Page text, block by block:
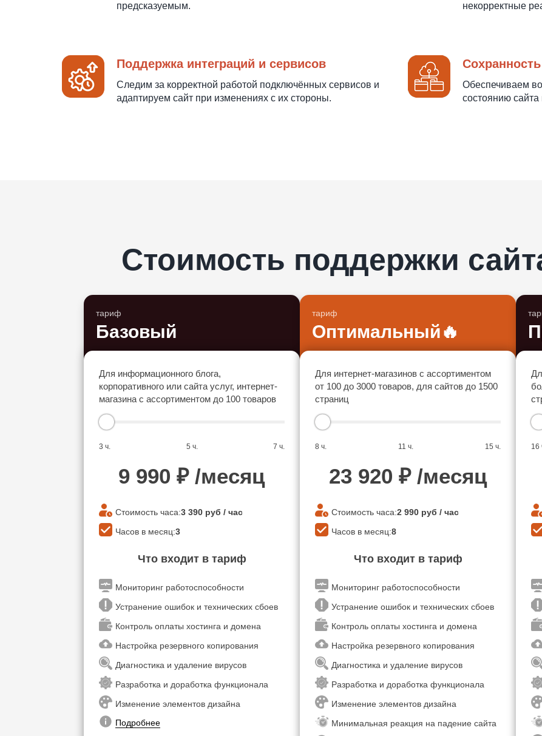
предсказуемым.
некорректные
Поддержка интеграций и сервисов
Следим за корректной работой подключённых сервисов и
адаптируем сайт при изменениях с их стороны.
Обеспечиваем
состоянию
Стоимость поддержки
тариф
Базовый
Для информационного блога,
корпоративного или сайта услуг, интернет-
магазина с ассортиментом до 100 товаров
3 ч. 5 ч. 7 ч.
9 990 ₽ /месяц
Стоимость часа:3 390 руб / час
Часов в месяц:3
Что входит в тариф
Мониторинг работоспособности
Устранение ошибок и технических сбоев
Контроль оплаты хостинга и домена
Настройка резервного копирования
Диагностика и удаление вирусов
Разработка и доработка функционала
Изменение элементов дизайна
Подробнее
тариф
Оптимальный🔥
Для интернет-магазинов с ассортиментом
от 100 до 3000 товаров, для сайтов до 1500
страниц
8 ч. 11 ч. 15 ч.
23 920 ₽ /месяц
Стоимость часа:2 990 руб / час
Часов в месяц:8
Что входит в тариф
Мониторинг работоспособности
Устранение ошибок и технических сбоев
Контроль оплаты хостинга и домена
Настройка резервного копирования
Диагностика и удаление вирусов
Разработка и доработка функционала
Изменение элементов дизайна
Минимальная реакция на падение сайта
16